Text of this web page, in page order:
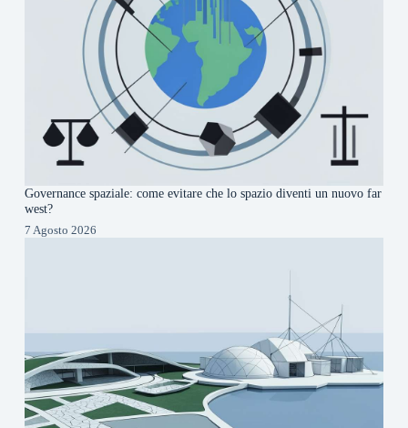
Governance spaziale: come evitare che lo spazio diventi un nuovo far
west?
7 Agosto 2026